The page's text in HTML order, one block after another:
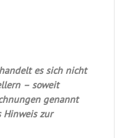
es sich nicht
– soweit
genannt
Hinweis zur